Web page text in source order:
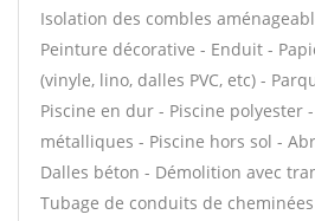
Isolation des combles
Peinture décorative - Enduit -
(vinyle, lino, dalles PVC, etc) -
Piscine en dur - Piscine polyester
métalliques - Piscine hors sol -
Dalles béton - Démolition avec
Tubage de conduits de